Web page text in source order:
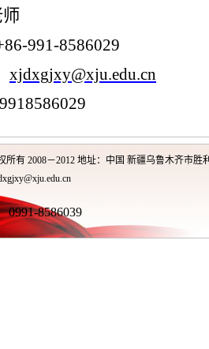
991-8586029
xjdxgjxy@xju.edu.cn
有 2008－2012 地址：中国 新疆乌鲁木齐市胜
8586039